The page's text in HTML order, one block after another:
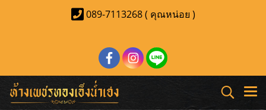
089-7113268 ( คุณหน่อย )